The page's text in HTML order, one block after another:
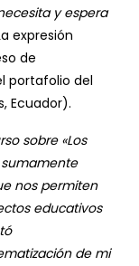
y espera
expresión
de
portafolio del
Ecuador).
sobre «Los
nos permiten
educativos
de mi